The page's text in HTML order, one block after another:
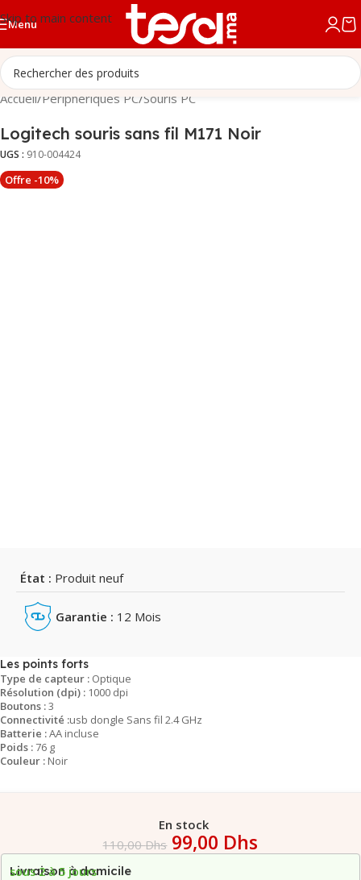
Skip to main content
Menu
Accueil/Périphériques PC/Souris PC
Logitech souris sans fil M171 Noir
UGS : 910-004424
Offre -10%
État : Produit neuf
Garantie : 12 Mois
Les points forts
Type de capteur : Optique
Résolution (dpi) : 1000 dpi
Boutons :3
Connectivité :usb dongle Sans fil 2.4 GHz
Batterie :AA incluse
Poids :76 g
Couleur : Noir
En stock
110,00Dhs 99,00 Dhs
Livraison à domicile
sous 2 à 5 jours